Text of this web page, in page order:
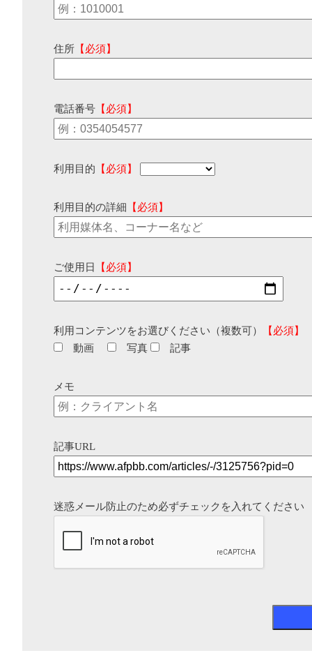
住所 【必須】
電話番号 【必須】
利用目的 【必須】
利用目的の詳細 【必須】
ご使用日 【必須】
利用コンテンツをお選びください（複数可）
【必須】
動画
写真 記事
メモ
記事URL
迷惑メール防止のため必ずチェックを入れてください